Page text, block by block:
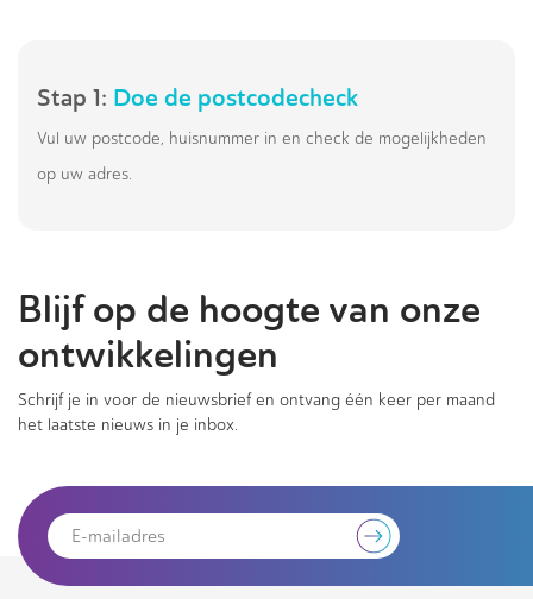
Stap 1: Doe de postcodecheck
Vul uw postcode, huisnummer in en check de mogelijkheden
op uw adres.
Blijf op de hoogte van onze
ontwikkelingen
Schrijf je in voor de nieuwsbrief en ontvang één keer per maand
het laatste nieuws in je inbox.